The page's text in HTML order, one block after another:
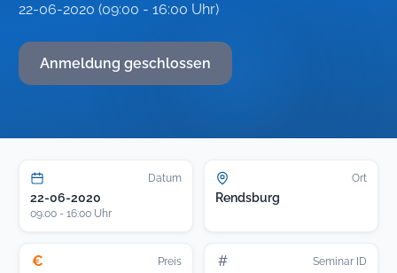
22-06-2020 (09:00 - 16:00 Uhr)
Anmeldung geschlossen
Datum
22-06-2020
09:00 - 16:00 Uhr
Ort
Rendsburg
€ Preis # Seminar ID